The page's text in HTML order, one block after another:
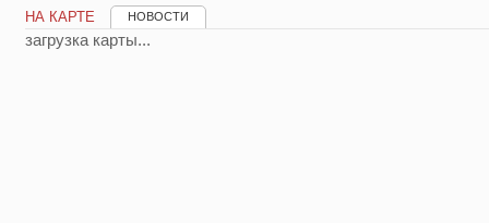
НА КАРТЕ НОВОСТИ
загрузка карты...